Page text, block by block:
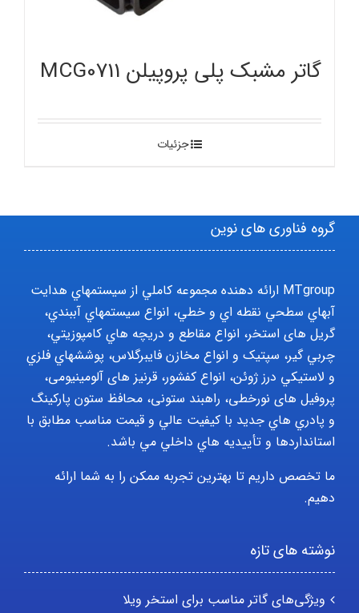
گاتر مشبک پلی پروپیلن MCG0711
جزئیات
گروه فناوری های نوین
MTgroup ارائه دهنده مجموعه کاملي از سيستمهاي هدايت
آبهاي سطحي نقطه اي و خطي، انواع سيستمهاي آببندي،
گریل های استخر، انواع مقاطع و دريچه هاي کامپوزيتي،
چربي گير، سپتيک و انواع مخازن فايبرگلاس، پوششهاي فلزي
و لاستيکي درز ژوئن، انواع کفشور، قرنیز های آلومینیومی،
پروفیل های نورخطی، راهبند ستونی، محافظ ستون پارکينگ
و پادري هاي جديد با کيفيت عالي و قيمت مناسب مطابق با
استانداردها و تأييديه هاي داخلي مي باشد.
ما تخصص داریم تا بهترین تجربه ممکن را به شما ارائه
دهیم.
نوشته های تازه
ویژگی‌های گاتر مناسب برای استخر ویلا